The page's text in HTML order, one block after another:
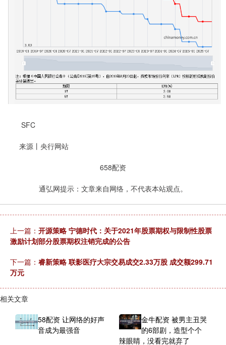
SFC
来源丨央行网站
658配资
通弘网提示：文章来自网络，不代表本站观点。
上一篇： 开源策略 宁德时代：关于2021年股票期权与限制性股票
激励计划部分股票期权注销完成的公告
下一篇： 睿新策略 联影医疗大宗交易成交2.33万股 成交额299.71
万元
相关文章
58配资 让网络的好声
音成为最强音
金牛配资 被男主丑哭
的6部剧，造型个个
辣眼睛，没看完就弃了